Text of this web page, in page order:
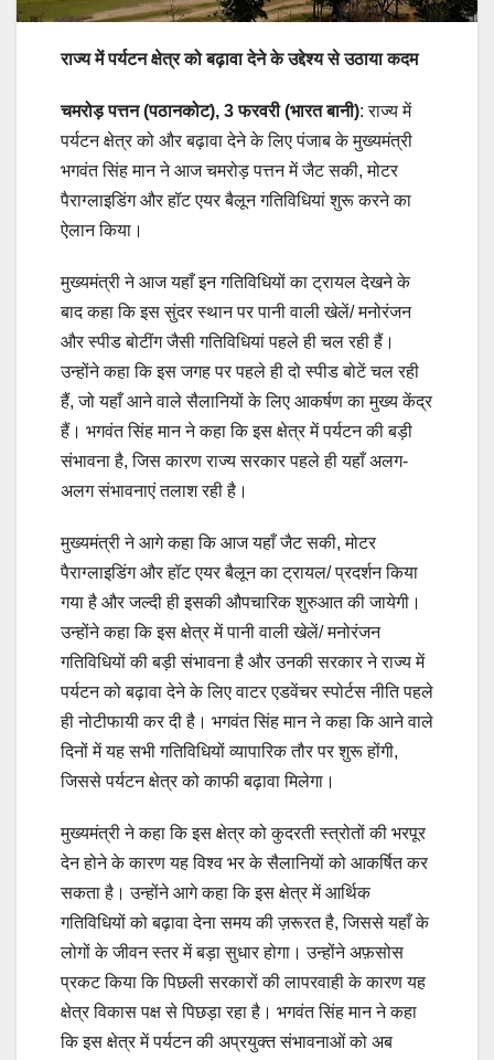
राज्य में पर्यटन क्षेत्र को बढ़ावा देने के उद्देश्य से उठाया कदम
चमरोड़ पत्तन (पठानकोट), 3 फरवरी (भारत बानी): राज्य में
पर्यटन क्षेत्र को और बढ़ावा देने के लिए पंजाब के मुख्यमंत्री
भगवंत सिंह मान ने आज चमरोड़ पत्तन में जैट सकी, मोटर
पैराग्लाइडिंग और हॉट एयर बैलून गतिविधियां शुरू करने का
ऐलान किया।
मुख्यमंत्री ने आज यहाँ इन गतिविधियों का ट्रायल देखने के
बाद कहा कि इस सुंदर स्थान पर पानी वाली खेलें/ मनोरंजन
और स्पीड बोटींग जैसी गतिविधियां पहले ही चल रही हैं।
उन्होंने कहा कि इस जगह पर पहले ही दो स्पीड बोटें चल रही
हैं, जो यहाँ आने वाले सैलानियों के लिए आकर्षण का मुख्य केंद्र
हैं। भगवंत सिंह मान ने कहा कि इस क्षेत्र में पर्यटन की बड़ी
संभावना है, जिस कारण राज्य सरकार पहले ही यहाँ अलग-
अलग संभावनाएं तलाश रही है।
मुख्यमंत्री ने आगे कहा कि आज यहाँ जैट सकी, मोटर
पैराग्लाइडिंग और हॉट एयर बैलून का ट्रायल/ प्रदर्शन किया
गया है और जल्दी ही इसकी औपचारिक शुरुआत की जायेगी।
उन्होंने कहा कि इस क्षेत्र में पानी वाली खेलें/ मनोरंजन
गतिविधियों की बड़ी संभावना है और उनकी सरकार ने राज्य में
पर्यटन को बढ़ावा देने के लिए वाटर एडवेंचर स्पोर्टस नीति पहले
ही नोटीफायी कर दी है। भगवंत सिंह मान ने कहा कि आने वाले
दिनों में यह सभी गतिविधियों व्यापारिक तौर पर शुरू होंगी,
जिससे पर्यटन क्षेत्र को काफी बढ़ावा मिलेगा।
मुख्यमंत्री ने कहा कि इस क्षेत्र को कुदरती स्त्रोतों की भरपूर
देन होने के कारण यह विश्व भर के सैलानियों को आकर्षित कर
सकता है। उन्होंने आगे कहा कि इस क्षेत्र में आर्थिक
गतिविधियों को बढ़ावा देना समय की ज़रूरत है, जिससे यहाँ के
लोगों के जीवन स्तर में बड़ा सुधार होगा। उन्होंने अफ़सोस
प्रकट किया कि पिछली सरकारों की लापरवाही के कारण यह
क्षेत्र विकास पक्ष से पिछड़ा रहा है। भगवंत सिंह मान ने कहा
कि इस क्षेत्र में पर्यटन की अप्रयुक्त संभावनाओं को अब